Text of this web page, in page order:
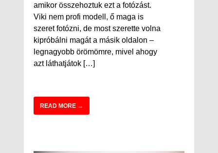
amikor összehoztuk ezt a fotózást.
Viki nem profi modell, ő maga is
szeret fotózni, de most szerette volna
kipróbálni magát a másik oldalon –
legnagyobb örömömre, mivel ahogy
azt láthatjátok […]
READ MORE →